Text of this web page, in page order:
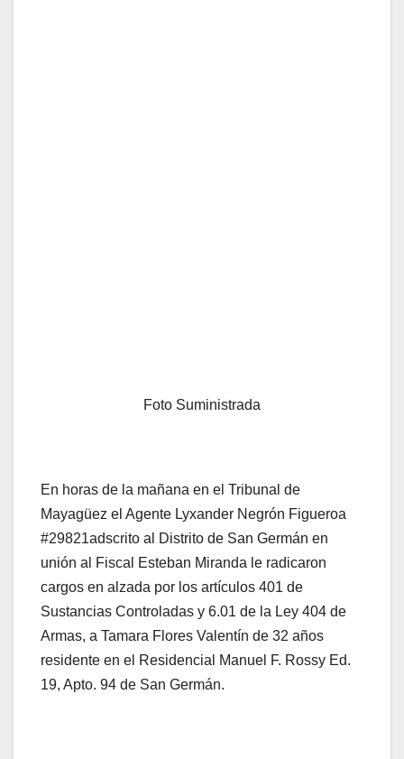
Foto Suministrada
En horas de la mañana en el Tribunal de
Mayagüez el Agente Lyxander Negrón Figueroa
#29821adscrito al Distrito de San Germán en
unión al Fiscal Esteban Miranda le radicaron
cargos en alzada por los artículos 401 de
Sustancias Controladas y 6.01 de la Ley 404 de
Armas, a Tamara Flores Valentín de 32 años
residente en el Residencial Manuel F. Rossy Ed.
19, Apto. 94 de San Germán.